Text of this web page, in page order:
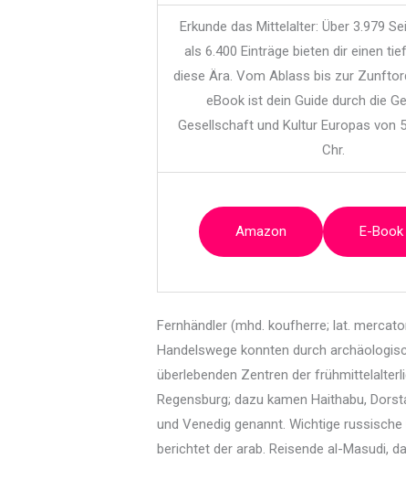
Erkunde das Mittelalter: Über 3.979
als 6.400 Einträge bieten dir einen
diese Ära. Vom Ablass bis zur
eBook ist dein Guide durch die
Gesellschaft und Kultur Europas von
Chr.
Amazon E-Book
Fernhändler (mhd. koufherre; lat.
Handelswege konnten durch
überlebenden Zentren der
Regensburg; dazu kamen Haithabu,
und Venedig genannt. Wichtige
berichtet der arab. Reisende al-Masudi,